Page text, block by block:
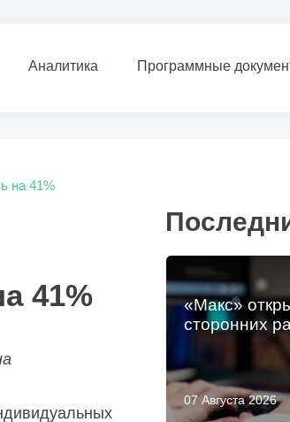
Аналитика Программные
на 41%
41%
07 Августа 2026
«Макс»
сторонних